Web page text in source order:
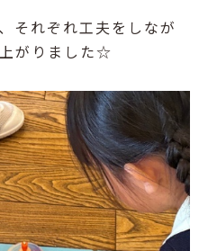
それぞれ工夫をしなが
がりました☆